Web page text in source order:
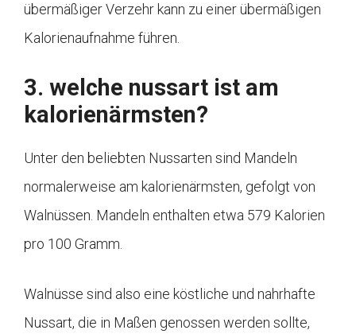
übermäßiger Verzehr kann zu einer übermäßigen
Kalorienaufnahme führen.
3. welche nussart ist am
kalorienärmsten?
Unter den beliebten Nussarten sind Mandeln
normalerweise am kalorienärmsten, gefolgt von
Walnüssen. Mandeln enthalten etwa 579 Kalorien
pro 100 Gramm.
Walnüsse sind also eine köstliche und nahrhafte
Nussart, die in Maßen genossen werden sollte,